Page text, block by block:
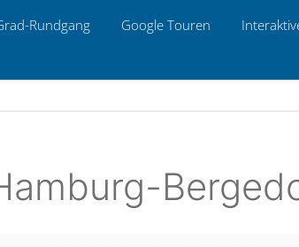
Rund­gang Google Touren